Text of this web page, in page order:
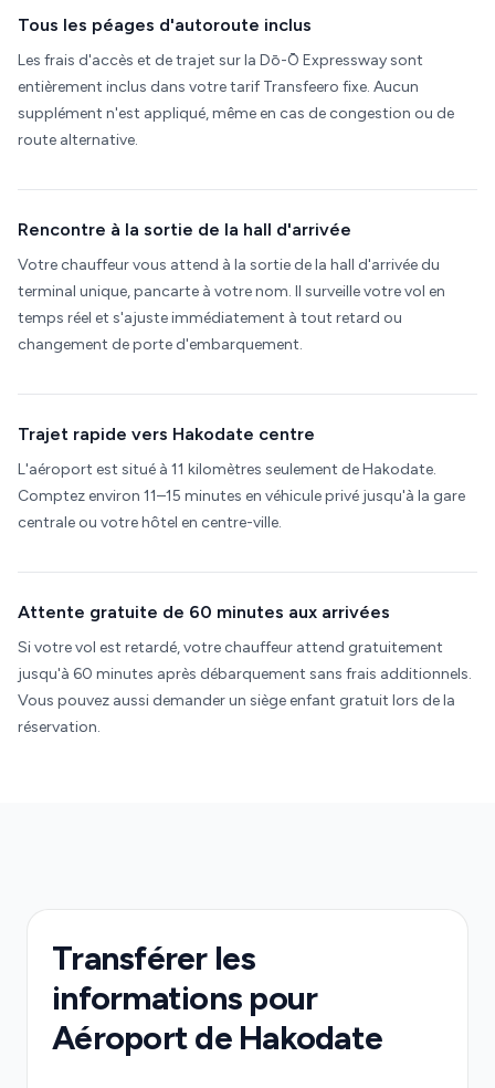
Tous les péages d'autoroute inclus
Les frais d'accès et de trajet sur la Dō-Ō Expressway sont
entièrement inclus dans votre tarif Transfeero fixe. Aucun
supplément n'est appliqué, même en cas de congestion ou de
route alternative.
Rencontre à la sortie de la hall d'arrivée
Votre chauffeur vous attend à la sortie de la hall d'arrivée du
terminal unique, pancarte à votre nom. Il surveille votre vol en
temps réel et s'ajuste immédiatement à tout retard ou
changement de porte d'embarquement.
Trajet rapide vers Hakodate centre
L'aéroport est situé à 11 kilomètres seulement de Hakodate.
Comptez environ 11–15 minutes en véhicule privé jusqu'à la gare
centrale ou votre hôtel en centre-ville.
Attente gratuite de 60 minutes aux arrivées
Si votre vol est retardé, votre chauffeur attend gratuitement
jusqu'à 60 minutes après débarquement sans frais additionnels.
Vous pouvez aussi demander un siège enfant gratuit lors de la
réservation.
Transférer les
informations pour
Aéroport de Hakodate